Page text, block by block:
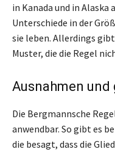
in Kanada und in Alaska
Unterschiede in der
sie leben. Allerdings
Muster, die die Regel
Ausnahmen
Die Bergmannsche
anwendbar. So gibt es
die besagt, dass die